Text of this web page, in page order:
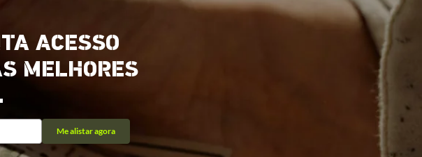
ACESSO
MELHORES
Me alistar agora